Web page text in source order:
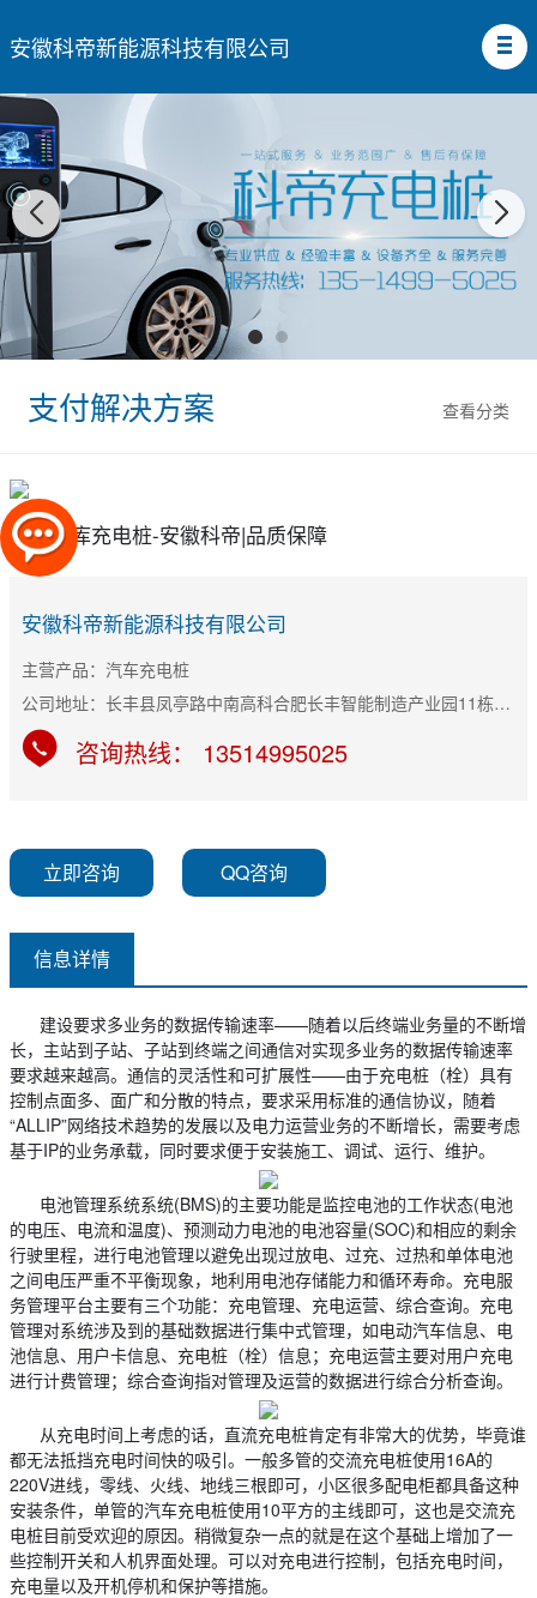
安徽科帝新能源科技有限公司
查看分类
支付解决方案
池州车库充电桩-安徽科帝|品质保障
安徽科帝新能源科技有限公司
主营产品：汽车充电桩
公司地址：长丰县凤亭路中南高科合肥长丰智能制造产业园11栋B座
咨询热线： 13514995025
立即咨询 QQ咨询
信息详情
建设要求多业务的数据传输速率——随着以后终端业务量的不断增
长，主站到子站、子站到终端之间通信对实现多业务的数据传输速率
要求越来越高。通信的灵活性和可扩展性——由于充电桩（栓）具有
控制点面多、面广和分散的特点，要求采用标准的通信协议，随着
“ALLIP”网络技术趋势的发展以及电力运营业务的不断增长，需要考虑
基于IP的业务承载，同时要求便于安装施工、调试、运行、维护。
电池管理系统系统(BMS)的主要功能是监控电池的工作状态(电池
的电压、电流和温度)、预测动力电池的电池容量(SOC)和相应的剩余
行驶里程，进行电池管理以避免出现过放电、过充、过热和单体电池
之间电压严重不平衡现象，地利用电池存储能力和循环寿命。充电服
务管理平台主要有三个功能：充电管理、充电运营、综合查询。充电
管理对系统涉及到的基础数据进行集中式管理，如电动汽车信息、电
池信息、用户卡信息、充电桩（栓）信息；充电运营主要对用户充电
进行计费管理；综合查询指对管理及运营的数据进行综合分析查询。
从充电时间上考虑的话，直流充电桩肯定有非常大的优势，毕竟谁
都无法抵挡充电时间快的吸引。一般多管的交流充电桩使用16A的
220V进线，零线、火线、地线三根即可，小区很多配电柜都具备这种
安装条件，单管的汽车充电桩使用10平方的主线即可，这也是交流充
电桩目前受欢迎的原因。稍微复杂一点的就是在这个基础上增加了一
些控制开关和人机界面处理。可以对充电进行控制，包括充电时间，
充电量以及开机停机和保护等措施。